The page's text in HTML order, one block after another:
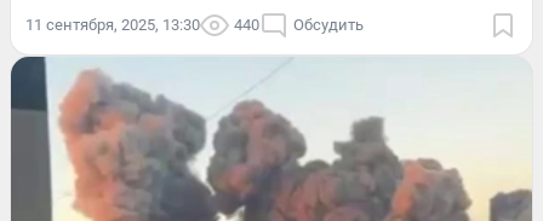
11 сентября, 2025, 13:30 440 Обсудить